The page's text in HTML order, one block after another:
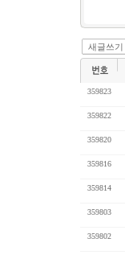
새글쓰기
359823
359822
359820
359816
359814
359803
359802